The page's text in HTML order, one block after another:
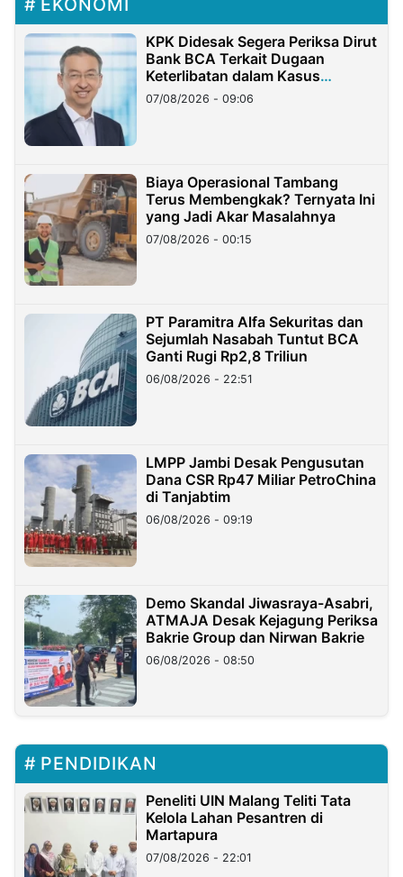
EKONOMI
KPK Didesak Segera Periksa Dirut
Bank BCA Terkait Dugaan
Keterlibatan dalam Kasus
Hilangnya Dana Nasabah Rp2,58
Miliar
07/08/2026 - 09:06
Biaya Operasional Tambang
Terus Membengkak? Ternyata Ini
yang Jadi Akar Masalahnya
07/08/2026 - 00:15
PT Paramitra Alfa Sekuritas dan
Sejumlah Nasabah Tuntut BCA
Ganti Rugi Rp2,8 Triliun
06/08/2026 - 22:51
LMPP Jambi Desak Pengusutan
Dana CSR Rp47 Miliar PetroChina
di Tanjabtim
06/08/2026 - 09:19
Demo Skandal Jiwasraya-Asabri,
ATMAJA Desak Kejagung Periksa
Bakrie Group dan Nirwan Bakrie
06/08/2026 - 08:50
PENDIDIKAN
Peneliti UIN Malang Teliti Tata
Kelola Lahan Pesantren di
Martapura
07/08/2026 - 22:01